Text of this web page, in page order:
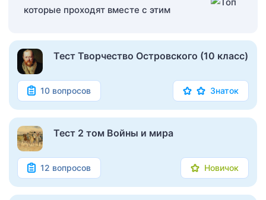
которые проходят вместе с этим
Тест Творчество Островского (10 класс)
10 вопросов Знаток
Тест 2 том Войны и мира
12 вопросов Новичок